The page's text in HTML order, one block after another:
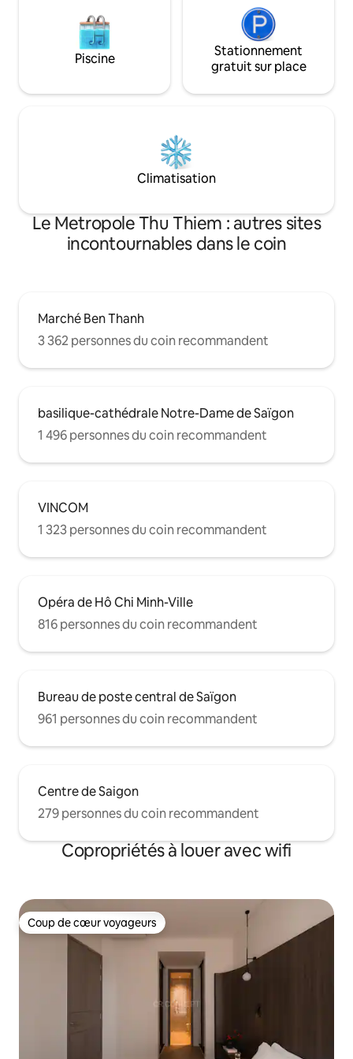
Piscine
Stationnement
gratuit sur place
Climatisation
Le Metropole Thu Thiem : autres sites
incontournables dans le coin
Marché Ben Thanh
3 362 personnes du coin recommandent
basilique-cathédrale Notre-Dame de Saïgon
1 496 personnes du coin recommandent
VINCOM
1 323 personnes du coin recommandent
Opéra de Hô Chi Minh-Ville
816 personnes du coin recommandent
Bureau de poste central de Saïgon
961 personnes du coin recommandent
Centre de Saigon
279 personnes du coin recommandent
Copropriétés à louer avec wifi
Coup de cœur voyageurs
Coup de cœur voyageurs